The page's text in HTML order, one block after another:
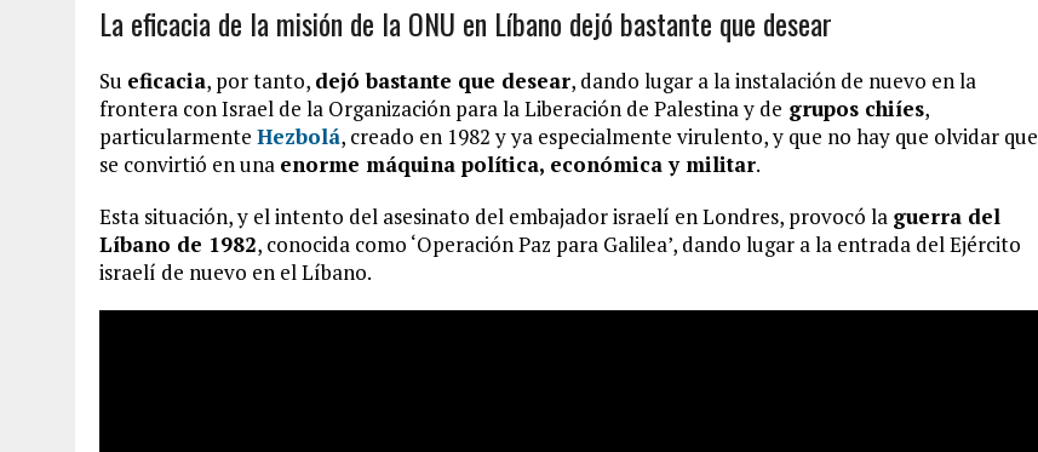
La eficacia de la misión de la ONU en Líbano dejó bastante que desear
Su eficacia, por tanto, dejó bastante que desear, dando lugar a la instalación de nuevo en la
frontera con Israel de la Organización para la Liberación de Palestina y de grupos chiíes,
particularmente Hezbolá, creado en 1982 y ya especialmente virulento, y que no hay que olvidar que
se convirtió en una enorme máquina política, económica y militar.
Esta situación, y el intento del asesinato del embajador israelí en Londres, provocó la guerra del
Líbano de 1982, conocida como ‘Operación Paz para Galilea’, dando lugar a la entrada del Ejército
israelí de nuevo en el Líbano.